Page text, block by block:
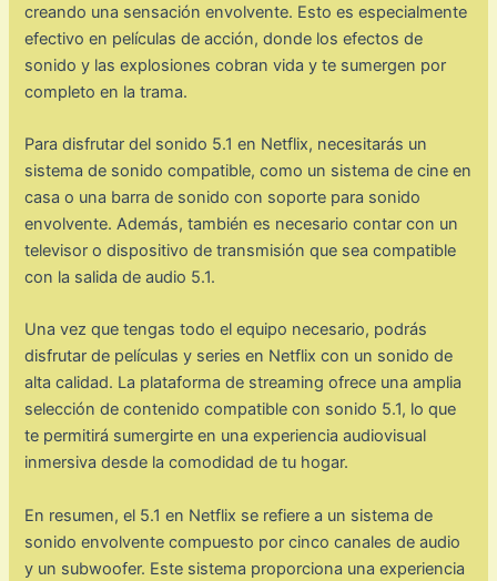
creando una sensación envolvente. Esto es especialmente
efectivo en películas de acción, donde los efectos de
sonido y las explosiones cobran vida y te sumergen por
completo en la trama.
Para disfrutar del sonido 5.1 en Netflix, necesitarás un
sistema de sonido compatible, como un sistema de cine en
casa o una barra de sonido con soporte para sonido
envolvente. Además, también es necesario contar con un
televisor o dispositivo de transmisión que sea compatible
con la salida de audio 5.1.
Una vez que tengas todo el equipo necesario, podrás
disfrutar de películas y series en Netflix con un sonido de
alta calidad. La plataforma de streaming ofrece una amplia
selección de contenido compatible con sonido 5.1, lo que
te permitirá sumergirte en una experiencia audiovisual
inmersiva desde la comodidad de tu hogar.
En resumen, el 5.1 en Netflix se refiere a un sistema de
sonido envolvente compuesto por cinco canales de audio
y un subwoofer. Este sistema proporciona una experiencia